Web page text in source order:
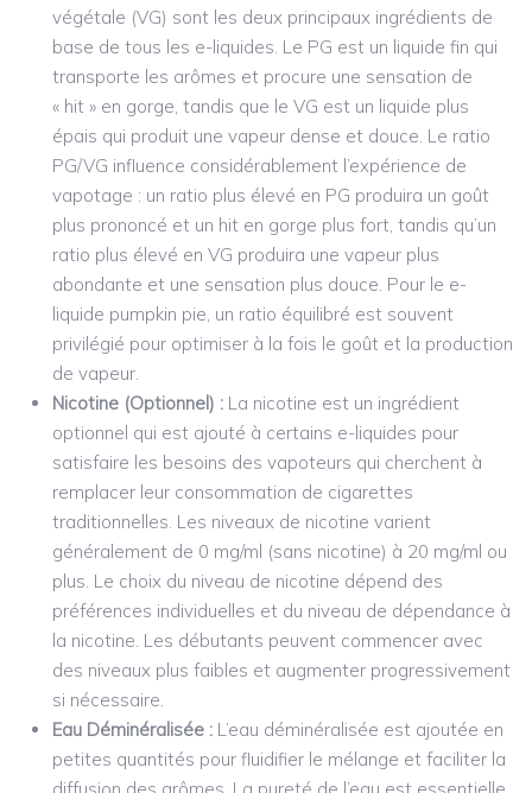
végétale (VG) sont les deux principaux ingrédients de
base de tous les e-liquides. Le PG est un liquide fin qui
transporte les arômes et procure une sensation de
« hit » en gorge, tandis que le VG est un liquide plus
épais qui produit une vapeur dense et douce. Le ratio
PG/VG influence considérablement l’expérience de
vapotage : un ratio plus élevé en PG produira un goût
plus prononcé et un hit en gorge plus fort, tandis qu’un
ratio plus élevé en VG produira une vapeur plus
abondante et une sensation plus douce. Pour le e-
liquide pumpkin pie, un ratio équilibré est souvent
privilégié pour optimiser à la fois le goût et la production
de vapeur.
Nicotine (Optionnel) : La nicotine est un ingrédient
optionnel qui est ajouté à certains e-liquides pour
satisfaire les besoins des vapoteurs qui cherchent à
remplacer leur consommation de cigarettes
traditionnelles. Les niveaux de nicotine varient
généralement de 0 mg/ml (sans nicotine) à 20 mg/ml ou
plus. Le choix du niveau de nicotine dépend des
préférences individuelles et du niveau de dépendance à
la nicotine. Les débutants peuvent commencer avec
des niveaux plus faibles et augmenter progressivement
si nécessaire.
Eau Déminéralisée : L’eau déminéralisée est ajoutée en
petites quantités pour fluidifier le mélange et faciliter la